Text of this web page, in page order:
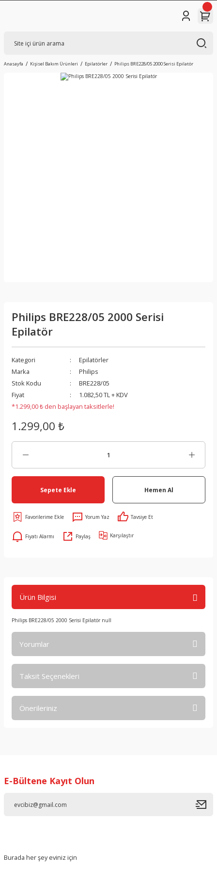
Anasayfa Kişisel Bakım Ürünleri Epilatörler Philips BRE228/05 2000 Serisi Epilatör
Philips BRE228/05 2000 Serisi
Epilatör
Kategori
Epilatörler
Marka
Philips
Stok Kodu
BRE228/05
Fiyat
1.082,50 TL + KDV
*1.299,00 ₺ den başlayan taksitlerle!
1.299,00 ₺
Sepete Ekle Hemen Al
Yorum Yaz Tavsiye Et
Fiyatı Alarmı Paylaş Karşılaştır
Ürün Bilgisi
Philips BRE228/05 2000 Serisi Epilatör null
Yorumlar
Taksit Seçenekleri
Önerileriniz
Ürün resmi kalitesiz, bozuk veya görüntülenemiyor.
E-Bültene Kayıt Olun
Burada her şey eviniz için